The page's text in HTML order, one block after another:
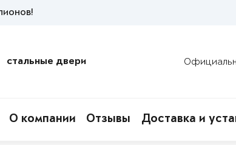
стальные двери
О компании Отзывы Доставка и